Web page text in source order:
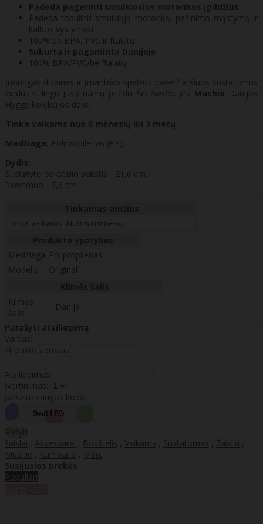
Padeda pagerinti smulkiosios motorikos įgūdžius
Padeda tobulinti smulkiąją motoriką, pažinimo mąstymą ir
kalbos vystymąsi
100% be BPA, PVC ir ftalatų.
Sukurta ir pagaminta Danijoje
100% BPA/PVC/be ftalatų
Įnoringas dizainas ir įmantrios spalvos paverčia šiuos sustatomus
žiedus stilingu Jūsų namų priedu. Šisžaislas yra Mushie Danijos
Hygge kolekcijos dalis.
Tinka vaikams nuo 6 mėnesių iki 3 metų.
Medžiaga: Polipropilenas (PP).
Dydis:
Sustatyto bokštelio aukštis - 21,6 cm.
Skersmuo - 7,6 cm
Tinka vaikams Nuo 6 mėnesių.
Medžiaga Polipropilenas
Modelis
Original
Kilmės
šalis
Danija
Parašyti atsiliepimą
Vardas:
El. pašto adresas:
Atsiliepimas:
Įvertinimas:
Įveskite saugos kodą:
Rašyti
žaislai , Aksesuarai , Bokštelis , Vaikams , Sustatomas , Žaislai ,
Mushie , Kambario , Mėn.
Susijusios prekės
Populiari